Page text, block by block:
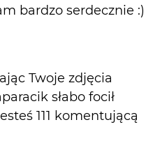
bardzo serdecznie :)
Twoje zdjęcia
słabo focił
111 komentującą